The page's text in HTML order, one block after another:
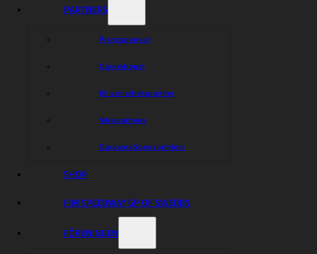
PARTNERS
Privatsponsor
Dackedraget
Bli samarbetspartner
Våra partners
Dackarna Sponsorfolder
SHOP
FIM SPEEDWAY GP OF SWEDEN
FÖRENINGEN